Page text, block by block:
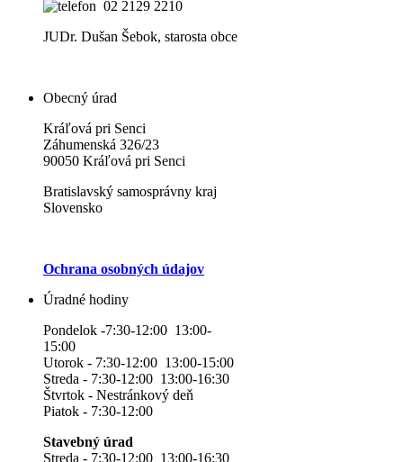
02 2129 2210
JUDr. Dušan Šebok, starosta obce
Obecný úrad
Kráľová pri Senci
Záhumenská 326/23
90050 Kráľová pri Senci
Bratislavský samosprávny kraj
Slovensko
Ochrana osobných údajov
Úradné hodiny
Pondelok -7:30-12:00 13:00-
15:00
Utorok - 7:30-12:00 13:00-15:00
Streda - 7:30-12:00 13:00-16:30
Štvrtok - Nestránkový deň
Piatok - 7:30-12:00
Stavebný úrad
Streda - 7:30-12:00 13:00-16:30